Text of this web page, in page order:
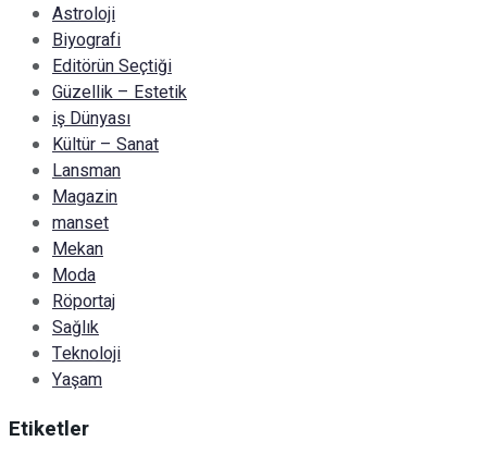
Astroloji
Biyografi
Editörün Seçtiği
Güzellik – Estetik
iş Dünyası
Kültür – Sanat
Lansman
Magazin
manset
Mekan
Moda
Röportaj
Sağlık
Teknoloji
Yaşam
Etiketler